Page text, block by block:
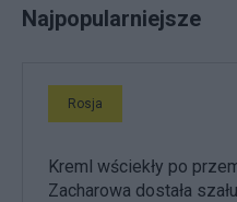
Najpopularniejsze
Rosja
Kreml wściekły po
Zacharowa dostała szału